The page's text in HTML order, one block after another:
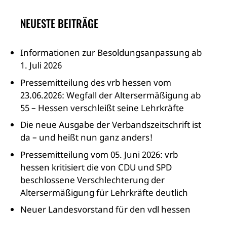
NEUESTE BEITRÄGE
Informationen zur Besoldungsanpassung ab
1. Juli 2026
Pressemitteilung des vrb hessen vom
23.06.2026: Wegfall der Altersermäßigung ab
55 – Hessen verschleißt seine Lehrkräfte
Die neue Ausgabe der Verbandszeitschrift ist
da – und heißt nun ganz anders!
Pressemitteilung vom 05. Juni 2026: vrb
hessen kritisiert die von CDU und SPD
beschlossene Verschlechterung der
Altersermäßigung für Lehrkräfte deutlich
Neuer Landesvorstand für den vdl hessen